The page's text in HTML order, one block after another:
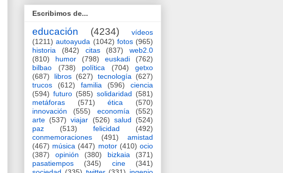
Escribimos de...
educación (4234)
vídeos
(1211) autoayuda (1042) fotos (965)
historia
(842) citas (837)
web2.0
(810)
humor (798) euskadi
(762)
bilbao
(738) política (704)
getxo
(687)
libros (627) tecnología
(627)
trucos
(612) familia (596)
ciencia
(594) futuro (585) solidaridad (581)
metáforas
(571) ética
(570)
innovación
(555) economía
(552)
arte (537) viajar (526) salud
(524)
paz
(513) felicidad
(492)
conmemoraciones
(491)
amistad
(467) música (447) motor (410) ocio
(387)
opinión (380) bizkaia
(371)
pasatiempos
(345) cine
(341)